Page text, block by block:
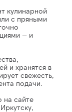
кулинарной
с пряными
— и
и хранятся в
свежесть,
подачи.
на сайте